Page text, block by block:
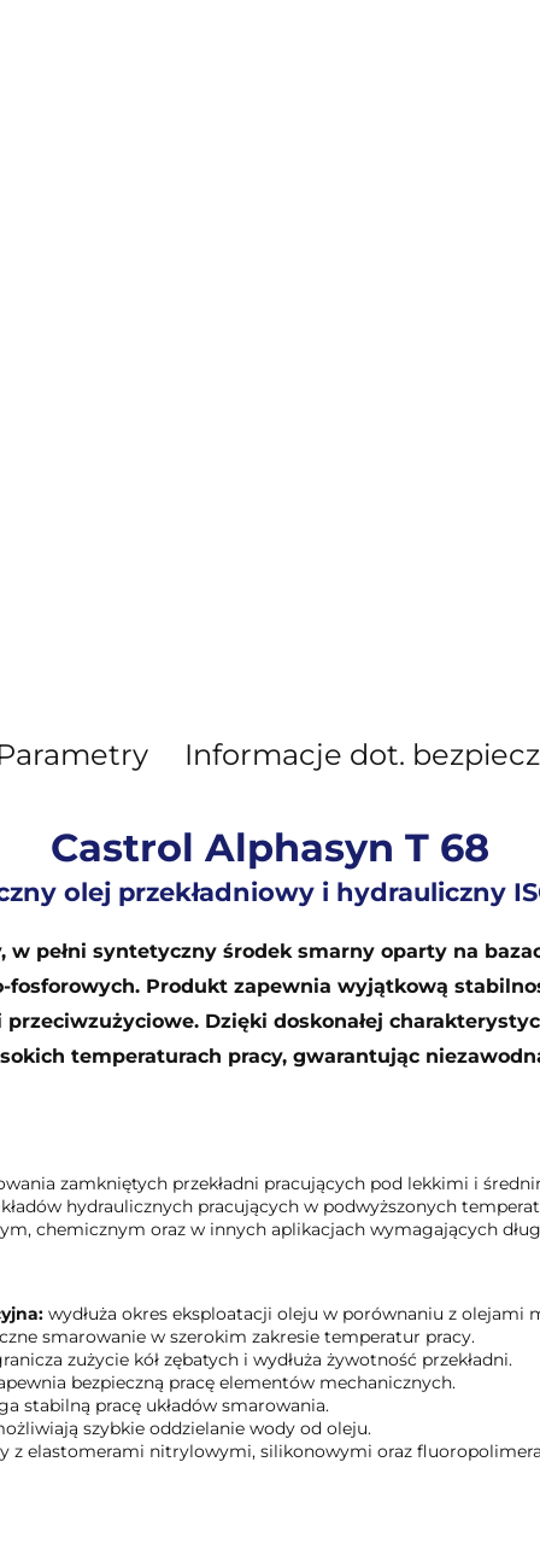
Informacje dot.
Castrol Alphasyn T 68
olej przekładniowy i hydrauliczny
pełni syntetyczny środek smarny oparty na
Produkt zapewnia wyjątkową
Dzięki doskonałej
temperaturach pracy, gwarantując
zamkniętych przekładni pracujących pod lekkimi i
hydraulicznych pracujących w podwyższonych
chemicznym oraz w innych aplikacjach wymagających
wydłuża okres eksploatacji oleju w porównaniu z olejami
smarowanie w szerokim zakresie temperatur pracy.
zużycie kół zębatych i wydłuża żywotność przekładni.
bezpieczną pracę elementów mechanicznych.
stabilną pracę układów smarowania.
szybkie oddzielanie wody od oleju.
z elastomerami nitrylowymi, silikonowymi oraz